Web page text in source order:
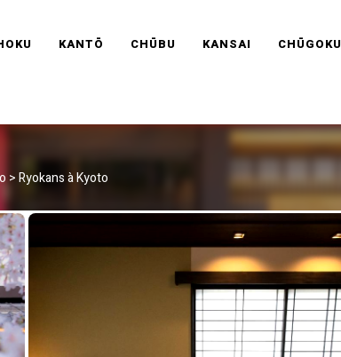
FRANCE
KANTŌ CHŪBU KANSAI CHŪGOKU
>Ryokans à Kyoto